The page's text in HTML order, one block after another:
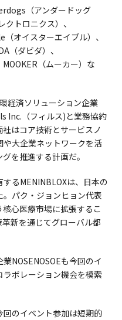
（アンダードッグ
トロニクス）、
オイスターエイブル）、
（ダビダ）、
（ムーカー）な
経済ソリューション企業
Inc.（フィルス)と業務協約
はコア技術とサービスノ
大企業ネットワークを活
を推進する計画だ。
るMENINBLOXは、日本の
パク・ジョンヒョン代表
心医療市場に拡張するこ
新を通じてグローバル都
NOSENOSOEも今回のイ
ボレーション機会を模索
のイベント参加は短期的